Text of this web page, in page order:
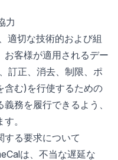
力
適切な技術的および組
お客様が適用されるデー
訂正、消去、制限、ポ
含む)を行使するための
務を履行できるよう、
。
する要求について
は、不当な遅延な